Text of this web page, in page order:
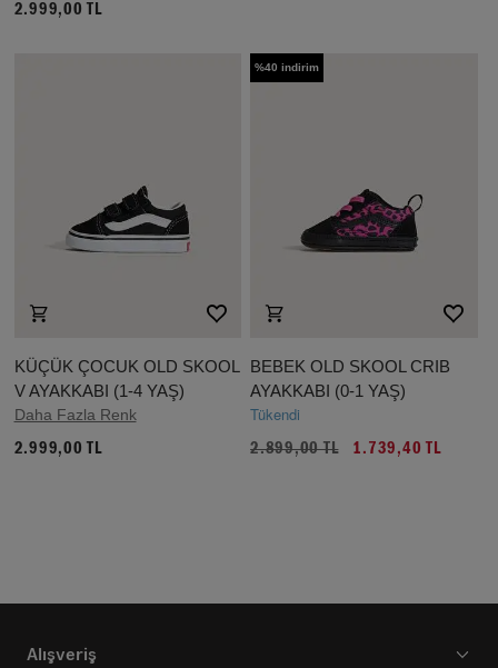
2.999,00 TL
KÜÇÜK ÇOCUK OLD SKOOL
V AYAKKABI (1-4 YAŞ)
Daha Fazla Renk
2.999,00 TL
%40 indirim
BEBEK OLD SKOOL CRIB
AYAKKABI (0-1 YAŞ)
Tükendi
2.899,00 TL 1.739,40 TL
Alışveriş